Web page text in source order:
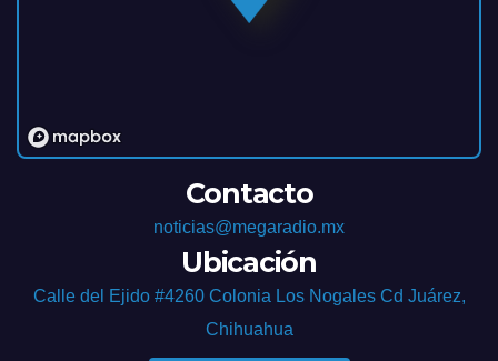
Contacto
noticias@megaradio.mx
Ubicación
Calle del Ejido #4260 Colonia Los Nogales Cd Juárez,
Chihuahua